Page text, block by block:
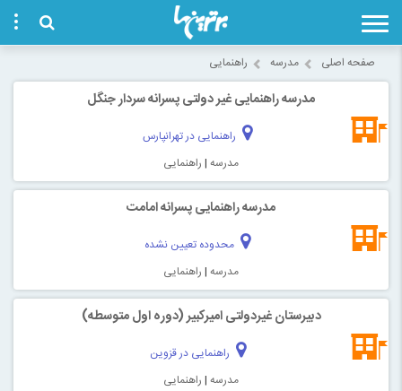
صفحه اصلی مدرسه راهنمایی
مدرسه راهنمایی غیر دولتی پسرانه سردار جنگل
راهنمایی در تهرانپارس
مدرسه | راهنمایی
مدرسه راهنمایی پسرانه امامت
محدوده تعیین نشده
مدرسه | راهنمایی
دبیرستان غیردولتی امیرکبیر (دوره اول متوسطه)
راهنمایی در قزوین
مدرسه | راهنمایی